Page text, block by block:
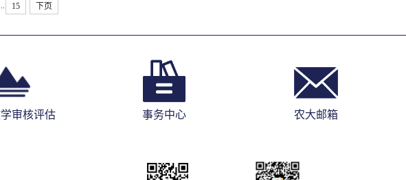
15 下页
审核评估 事务中心 农大邮箱